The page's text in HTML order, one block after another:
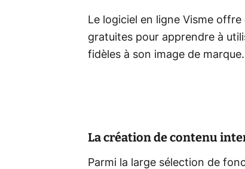
Le logiciel en ligne Visme
gratuites pour apprendre à
fidèles à son image de marque.
La création de contenu
Parmi la large sélection de